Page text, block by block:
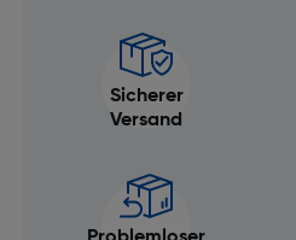
Sicherer
Versand